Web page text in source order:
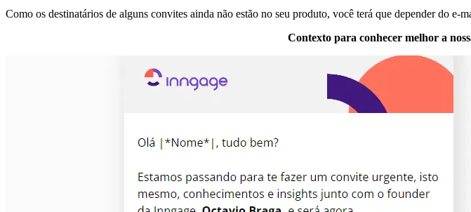
Como os destinatários de alguns convites ainda não estão no seu produto, você terá que depender do e-
Contexto para conhecer melhor a